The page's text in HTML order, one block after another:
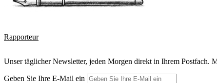
Rapporteur
Unser täglicher Newsletter, jeden Morgen direkt in Ihrem Postfach.
Geben Sie Ihre E-Mail ein